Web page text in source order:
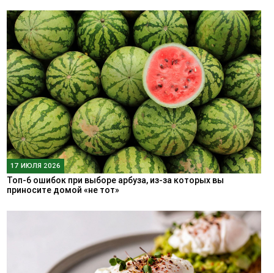
17 ИЮЛЯ 2026
Топ-6 ошибок при выборе арбуза, из-за которых вы
приносите домой «не тот»